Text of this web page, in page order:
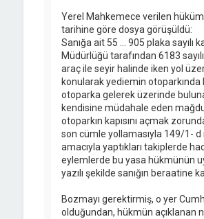
Yerel Mahkemece verilen
tarihine göre dosya görüşüldü:
Sanığa ait 55 ... 905 plaka
Müdürlüğü tarafından 6183
araç ile seyir halinde iken yol
konularak yediemin otoparkında
otoparka gelerek üzerinde
kendisine müdahale eden
otoparkın kapısını açmak
son cümle yollamasıyla 149/1-
amacıyla yaptıkları takiplerde
eylemlerde bu yasa hükmünün
yazılı şekilde sanığın beraatine
Bozmayı gerektirmiş, o yer
olduğundan, hükmün açıklanan